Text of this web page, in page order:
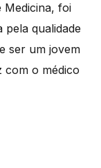
Medicina, foi
pela qualidade
ser um jovem
com o médico